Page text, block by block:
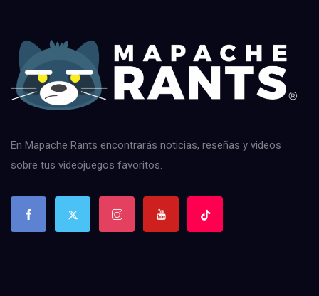
En Mapache Rants encontrarás noticias, reseñas y videos
sobre tus videojuegos favoritos.